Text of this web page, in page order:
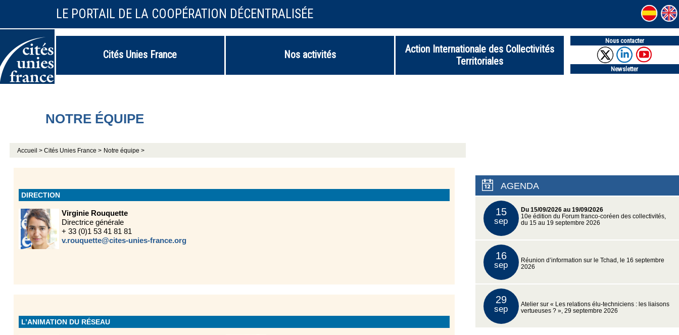
LE PORTAIL DE LA COOPÉRATION DÉCENTRALISÉE
Cités Unies France Nos activités
Action Internationale des Collectivités
Territoriales
Nous contacter
Newsletter
NOTRE ÉQUIPE
Accueil > Cités Unies France > Notre équipe >
DIRECTION
Virginie Rouquette
Directrice générale
+ 33 (0)1 53 41 81 81
v.rouquette@cites-unies-france.org
L’ANIMATION DU RÉSEAU
AGENDA
15
sep
Du 15/09/2026 au 19/09/2026
10e édition du Forum franco-coréen des collectivités,
du 15 au 19 septembre 2026
16
sep
Réunion d’information sur le Tchad, le 16 septembre
2026
29
sep
Atelier sur « Les relations élu-techniciens : les liaisons
vertueuses ? », 29 septembre 2026